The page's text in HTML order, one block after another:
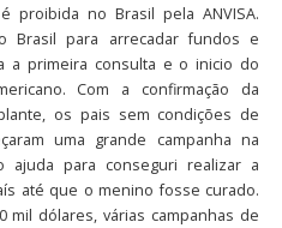
proibida no Brasil pela ANVISA.
Brasil para arrecadar fundos e
a primeira consulta e o inicio do
Com a confirmação da
os pais sem condições de
uma grande campanha na
ajuda para conseguri realizar a
até que o menino fosse curado.
mil dólares, várias campanhas de